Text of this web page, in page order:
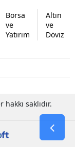
Borsa
ve
Yatırım
Altın
ve
Döviz
saklıdır.